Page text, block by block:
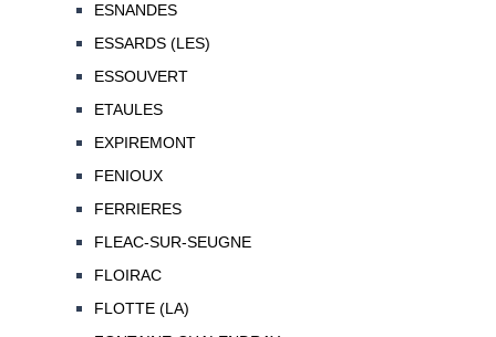
ESNANDES
ESSARDS (LES)
ESSOUVERT
ETAULES
EXPIREMONT
FENIOUX
FERRIERES
FLEAC-SUR-SEUGNE
FLOIRAC
FLOTTE (LA)